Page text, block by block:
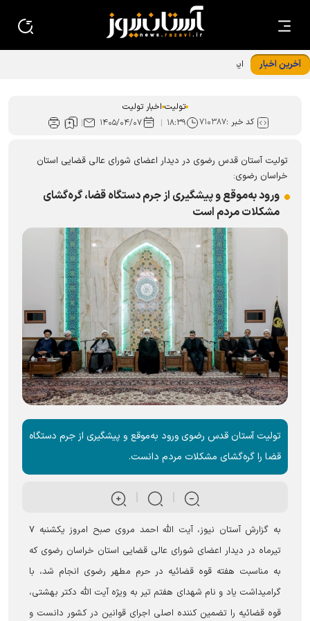
آخرین اخبار
ایجاد هزار فرصت شغلی برای رونق صنعت فرش دستبافت توسط
تولیت اخبار تولیت
کد خبر :۷۱۰۳۸۷ ۱۸:۳۹ ۱۴۰۵/۰۴/۰۷
تولیت آستان قدس رضوی در دیدار اعضای شورای عالی قضایی استان
خراسان رضوی:
ورود به‌موقع و پیشگیری از جرم دستگاه قضا، گره‌گشای
مشکلات مردم است
تولیت آستان قدس رضوی ورود به‌موقع و پیشگیری از جرم دستگاه
قضا را گره‌گشای مشکلات مردم دانست.
به گزارش آستان نیوز، آیت الله احمد مروی صبح امروز یکشنبه ۷
تیرماه در دیدار اعضای شورای عالی قضایی استان خراسان رضوی که
به مناسبت هفته قوه قضائیه در حرم مطهر رضوی انجام شد، با
گرامیداشت یاد و نام شهدای هفتم تیر به ویژه آیت الله دکتر بهشتی،
قوه قضائیه را تضمین کننده اصلی اجرای قوانین در کشور دانست و